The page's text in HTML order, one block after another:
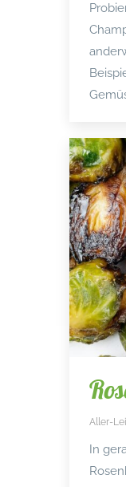
Aller-
In